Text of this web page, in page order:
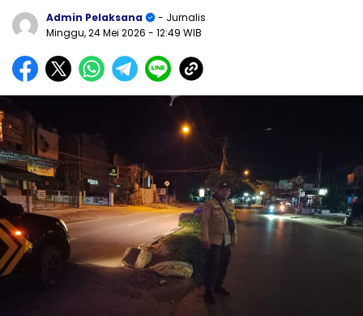
Admin Pelaksana
- Jurnalis
Minggu, 24 Mei 2026 - 12:49 WIB